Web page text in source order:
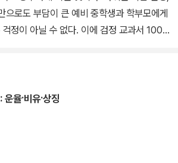
으로도 부담이 큰 예비 중학생과 학부모에게
정이 아닐 수 없다. 이에 검정 교과서 100%
어 교과서에 수록된 문학·비문학 작품을 각
서에는 저마다 다른 글이 실려 있지만, 작
다. 어떤 교과서든 바뀐 교육과정에 따른 ‘성
율·비유·상징